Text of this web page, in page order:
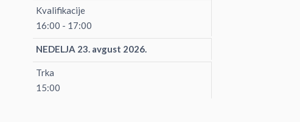
Kvalifikacije
16:00 - 17:00
NEDELJA 23. avgust 2026.
Trka
15:00